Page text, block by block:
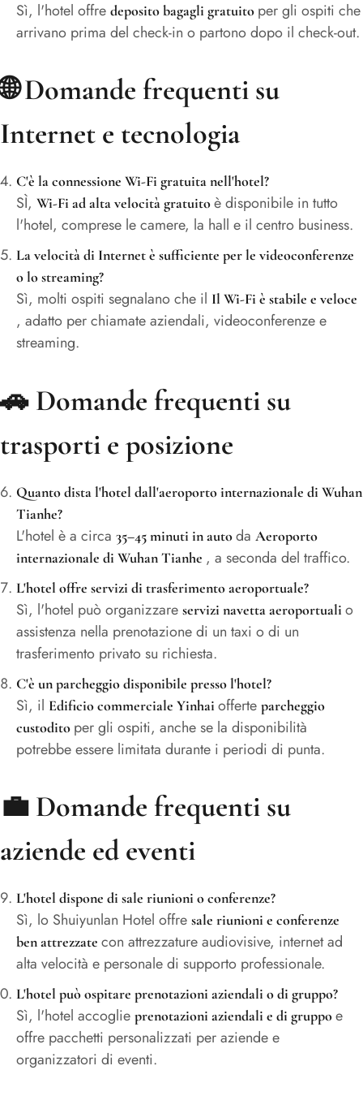
Sì, l'hotel offre deposito bagagli gratuito per gli ospiti che
arrivano prima del check-in o partono dopo il check-out.
🌐Domande frequenti su
Internet e tecnologia
C'è la connessione Wi-Fi gratuita nell'hotel?
SÌ, Wi-Fi ad alta velocità gratuitoè disponibile in tutto
l'hotel, comprese le camere, la hall e il centro business.
La velocità di Internet è sufficiente per le videoconferenze
o lo streaming?
Sì, molti ospiti segnalano che il Il Wi-Fi è stabile e veloce
, adatto per chiamate aziendali, videoconferenze e
streaming.
🚗 Domande frequenti su
trasporti e posizione
Quanto dista l'hotel dall'aeroporto internazionale di Wuhan
Tianhe?
L'hotel è a circa 35–45 minuti in autoda Aeroporto
internazionale di Wuhan Tianhe , a seconda del traffico.
L'hotel offre servizi di trasferimento aeroportuale?
Sì, l'hotel può organizzare servizi navetta aeroportuali o
assistenza nella prenotazione di un taxi o di un
trasferimento privato su richiesta.
C'è un parcheggio disponibile presso l'hotel?
Sì, il Edificio commerciale Yinhai offerte parcheggio
custodito per gli ospiti, anche se la disponibilità
potrebbe essere limitata durante i periodi di punta.
💼 Domande frequenti su
aziende ed eventi
L'hotel dispone di sale riunioni o conferenze?
Sì, lo Shuiyunlan Hotel offre sale riunioni e conferenze
ben attrezzate con attrezzature audiovisive, internet ad
alta velocità e personale di supporto professionale.
L'hotel può ospitare prenotazioni aziendali o di gruppo?
Sì, l'hotel accoglie prenotazioni aziendali e di gruppoe
offre pacchetti personalizzati per aziende e
organizzatori di eventi.